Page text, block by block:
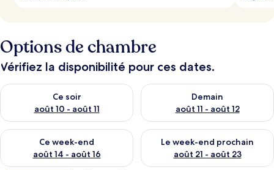
Options de chambre
Vérifiez la disponibilité pour ces dates.
Ce soir
août 10 - août 11
Vérifier la disponibilité pour ce soir août 10 - août 11
Demain
août 11 - août 12
Vérifier la disponibilité pour
Ce week-end
août 14 - août 16
Vérifier la disponibilité pour ce week-end août 14 - août 16
Le week-end prochain
août 21 - août 23
Vérifier la disponibilité pour